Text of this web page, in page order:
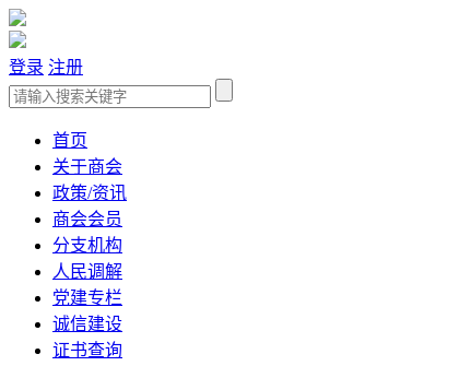
登录 注册
首页
关于商会
政策/资讯
商会会员
分支机构
人民调解
党建专栏
诚信建设
证书查询